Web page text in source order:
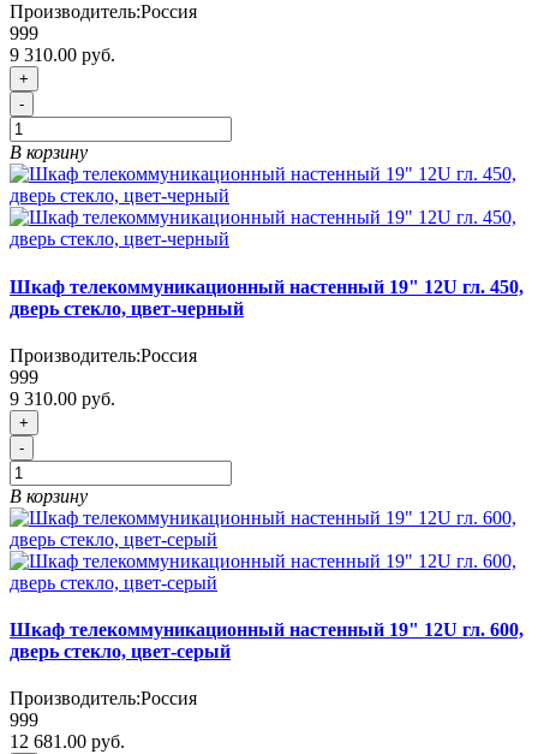
Производитель:Россия
999
9 310.00 руб.
+
-
В корзину
Шкаф телекоммуникационный настенный 19" 12U гл. 450,
дверь стекло, цвет-черный
Производитель:Россия
999
9 310.00 руб.
+
-
В корзину
Шкаф телекоммуникационный настенный 19" 12U гл. 600,
дверь стекло, цвет-серый
Производитель:Россия
999
12 681.00 руб.